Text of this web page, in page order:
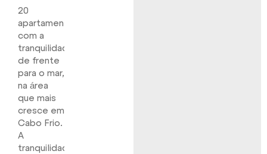
20
apartamentos
com a
tranquilidade
de frente
para o mar,
na área
que mais
cresce em
Cabo Frio.
A
tranquilidade